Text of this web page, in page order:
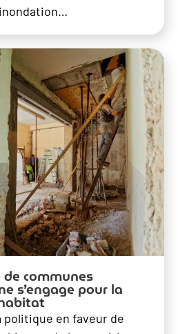
communes
s’engage pour la
politique en faveur de